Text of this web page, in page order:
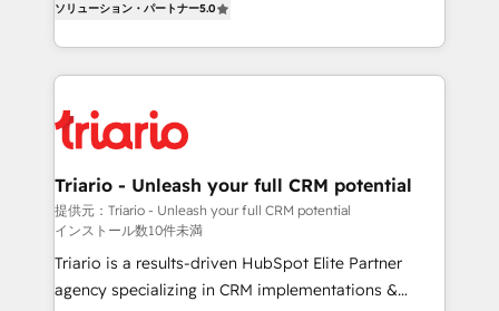
them a trusted reputation within the HubSpot
ecosystem as a reliable partner capable of delivering
remarkable experiences for our most sophisticated
Program, HubSpot.
réussite des entreprises passe par l’innovation web,
le marketing digital, et la relation client ! C'est
pourquoi, nos experts sont à la fois capables de
référencement, votre stratégie digitale et le pilotage
et l'intégration d'HubSpot ! Les grandes phases d'un
projet HubSpot avec DIGITALISIM : 🧽 Nettoyage,
migration et intégration des bases de données. 🚀
Développement des interfaces avec vos logiciels
métiers ⚙️ Configuration de la plateforme HubSpot
📈 Configuration de rapports et tableaux de bord 🤝
ソリューション・パートナー5.0
Triario - Unleash your full CRM potential
提供元：Triario - Unleash your full CRM potential
インストール数10件未満
Triario is a results-driven HubSpot Elite Partner
agency specializing in CRM implementations &